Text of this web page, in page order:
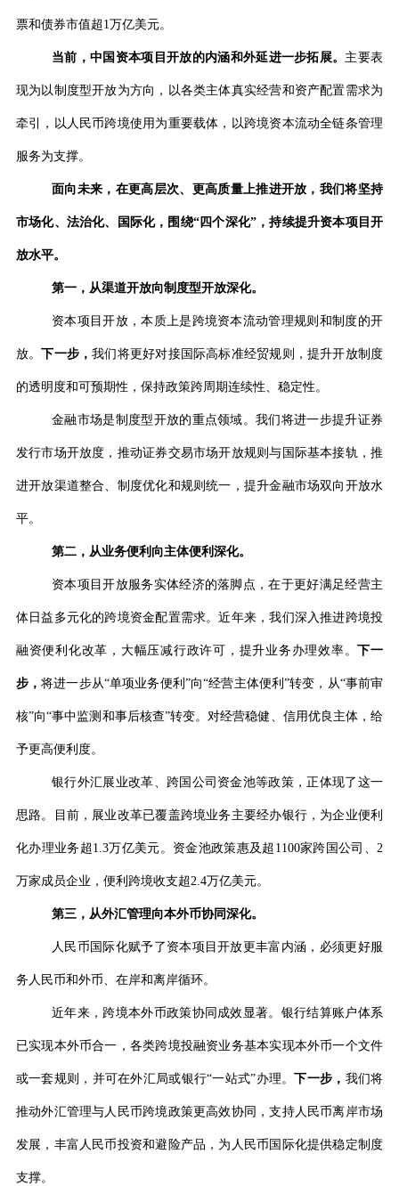
票和债券市值超1万亿美元。
当前，中国资本项目开放的内涵和外延进一步拓展。 主要表
现为以制度型开放为方向，以各类主体真实经营和资产配置需求为
牵引，以人民币跨境使用为重要载体，以跨境资本流动全链条管理
服务为支撑。
面向未来，在更高层次、更高质量上推进开放，我们将坚持
市场化、法治化、国际化，围绕“四个深化”，持续提升资本项目开
放水平。
第一，从渠道开放向制度型开放深化。
资本项目开放，本质上是跨境资本流动管理规则和制度的开
放。下一步，我们将更好对接国际高标准经贸规则，提升开放制度
的透明度和可预期性，保持政策跨周期连续性、稳定性。
金融市场是制度型开放的重点领域。我们将进一步提升证券
发行市场开放度，推动证券交易市场开放规则与国际基本接轨，推
进开放渠道整合、制度优化和规则统一，提升金融市场双向开放水
平。
第二，从业务便利向主体便利深化。
资本项目开放服务实体经济的落脚点，在于更好满足经营主
体日益多元化的跨境资金配置需求。近年来，我们深入推进跨境投
融资便利化改革，大幅压减行政许可，提升业务办理效率。下一
步，将进一步从“单项业务便利 ”向“经营主体便利”转变，从“事前审
核”向“事中监测和事后核查”转变。对经营稳健、信用优良主体，给
予更高便利度。
银行外汇展业改革、跨国公司资金池等政策，正体现了这一
思路。目前，展业改革已覆盖跨境业务主要经办银行，为企业便利
化办理业务超1.3万亿美元。资金池政策惠及超 1100家跨国公司、2
万家成员企业，便利跨境收支超2.4万亿美元。
第三，从外汇管理向本外币协同深化。
人民币国际化赋予了资本项目开放更丰富内涵，必须更好服
务人民币和外币、在岸和离岸循环。
近年来，跨境本外币政策协同成效显著。银行结算账户体系
已实现本外币合一，各类跨境投融资业务基本实现本外币一个文件
或一套规则，并可在外汇局或银行“一站式”办理。下一步， 我们将
推动外汇管理与人民币跨境政策更高效协同，支持人民币离岸市场
发展，丰富人民币投资和避险产品，为人民币国际化提供稳定制度
支撑。